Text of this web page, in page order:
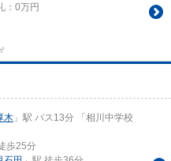
：0万円
木 」駅 バス13分 「相川中学校
歩25分